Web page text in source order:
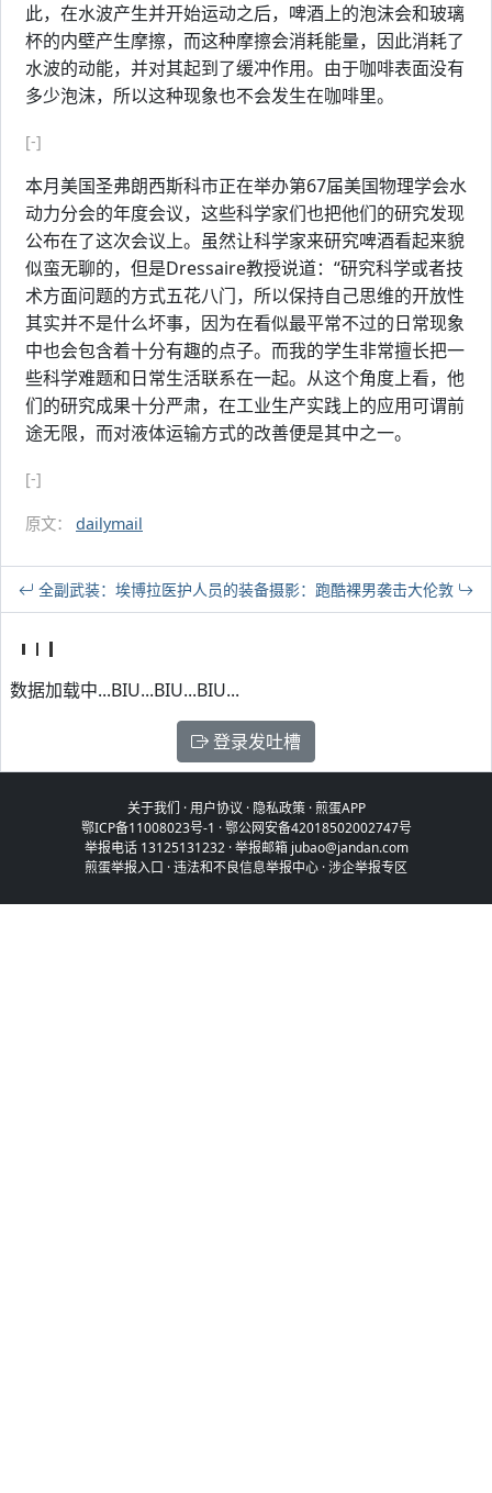
此，在水波产生并开始运动之后，啤酒上的泡沫会和玻璃
杯的内壁产生摩擦，而这种摩擦会消耗能量，因此消耗了
水波的动能，并对其起到了缓冲作用。由于咖啡表面没有
多少泡沫，所以这种现象也不会发生在咖啡里。
[-]
本月美国圣弗朗西斯科市正在举办第67届美国物理学会水
动力分会的年度会议，这些科学家们也把他们的研究发现
公布在了这次会议上。虽然让科学家来研究啤酒看起来貌
似蛮无聊的，但是Dressaire教授说道：“研究科学或者技
术方面问题的方式五花八门，所以保持自己思维的开放性
其实并不是什么坏事，因为在看似最平常不过的日常现象
中也会包含着十分有趣的点子。而我的学生非常擅长把一
些科学难题和日常生活联系在一起。从这个角度上看，他
们的研究成果十分严肃，在工业生产实践上的应用可谓前
途无限，而对液体运输方式的改善便是其中之一。
[-]
原文： dailymail
全副武装：埃博拉医护人员的装备摄影：跑酷裸男袭击大伦敦
数据加载中...BIU...BIU...BIU...
登录发吐槽
关于我们 ·用户协议 · 隐私政策·煎蛋APP
鄂ICP备11008023号-1 ·鄂公网安备42018502002747号
举报电话 13125131232 · 举报邮箱 jubao@jandan.com
煎蛋举报入口 ·违法和不良信息举报中心 ·涉企举报专区